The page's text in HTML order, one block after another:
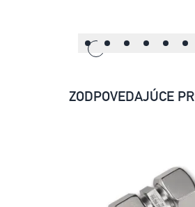
ZODPOVEDAJÚCE